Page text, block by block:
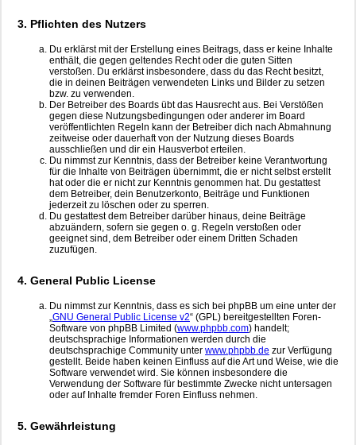
3. Pflichten des Nutzers
Du erklärst mit der Erstellung eines Beitrags, dass er keine Inhalte
enthält, die gegen geltendes Recht oder die guten Sitten
verstoßen. Du erklärst insbesondere, dass du das Recht besitzt,
die in deinen Beiträgen verwendeten Links und Bilder zu setzen
bzw. zu verwenden.
Der Betreiber des Boards übt das Hausrecht aus. Bei Verstößen
gegen diese Nutzungsbedingungen oder anderer im Board
veröffentlichten Regeln kann der Betreiber dich nach Abmahnung
zeitweise oder dauerhaft von der Nutzung dieses Boards
ausschließen und dir ein Hausverbot erteilen.
Du nimmst zur Kenntnis, dass der Betreiber keine Verantwortung
für die Inhalte von Beiträgen übernimmt, die er nicht selbst erstellt
hat oder die er nicht zur Kenntnis genommen hat. Du gestattest
dem Betreiber, dein Benutzerkonto, Beiträge und Funktionen
jederzeit zu löschen oder zu sperren.
Du gestattest dem Betreiber darüber hinaus, deine Beiträge
abzuändern, sofern sie gegen o. g. Regeln verstoßen oder
geeignet sind, dem Betreiber oder einem Dritten Schaden
zuzufügen.
4. General Public License
Du nimmst zur Kenntnis, dass es sich bei phpBB um eine unter der
„GNU General Public License v2“ (GPL) bereitgestellten Foren-
Software von phpBB Limited (www.phpbb.com) handelt;
deutschsprachige Informationen werden durch die
deutschsprachige Community unter www.phpbb.de zur Verfügung
gestellt. Beide haben keinen Einfluss auf die Art und Weise, wie die
Software verwendet wird. Sie können insbesondere die
Verwendung der Software für bestimmte Zwecke nicht untersagen
oder auf Inhalte fremder Foren Einfluss nehmen.
5. Gewährleistung